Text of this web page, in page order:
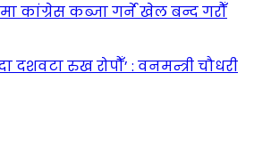
कांग्रेस कब्जा गर्ने खेल बन्द गरौँ
दशवटा रुख रोपौँ’ : वनमन्त्री चौधरी